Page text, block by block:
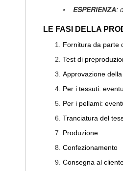
• ESPERIENZA:
LE FASI DELLA
Fornitura da parte
Test di
Approvazione
Per i tessuti:
Per i pellami:
Tranciatura del
Produzione
Confezionamento
Consegna al